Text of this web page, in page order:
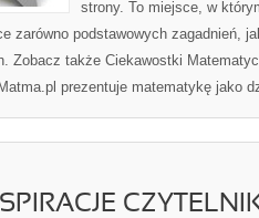
strony. To miejsce, w
zarówno podstawowych zagadnień,
Zobacz także Ciekawostki
prezentuje matematykę jako